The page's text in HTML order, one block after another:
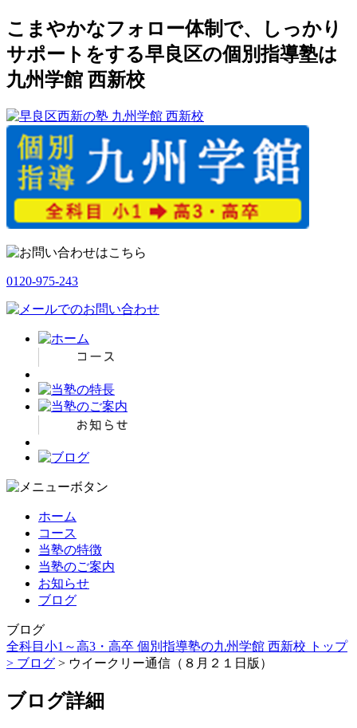
こまやかなフォロー体制で、しっかり
サポートをする早良区の個別指導塾は
九州学館 西新校
0120-975-243
ホーム
コース
当塾の特徴
当塾のご案内
お知らせ
ブログ
ブログ
全科目小1～高3・高卒 個別指導塾の九州学館 西新校 トップ
> ブログ > ウイークリー通信（８月２１日版）
ブログ詳細